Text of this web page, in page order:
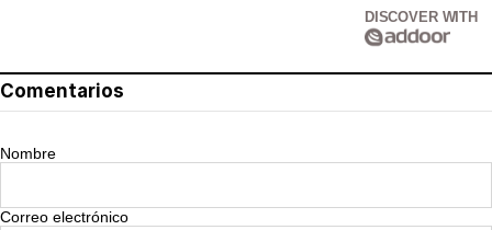
DISCOVER WITH
Comentarios
Nombre
Correo electrónico